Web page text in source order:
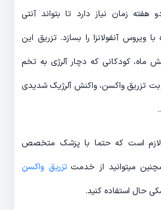
زمان نیاز دارد تا بتواند آنتی
با ویروس آنفولانزا را بسازد. تزریق این
ماه، کودکانی که دچار آلرژی به تخم
تزریق واکسن، واکنش آلرژیک شدیدی
لازم است که حتما با پزشک متخصص
میتوانید از خدمت تزریق واکسن
حال استفاده کنید.